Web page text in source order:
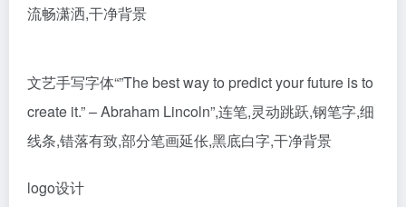
流畅潇洒,干净背景
文艺手写字体“”The best way to predict your future is to
create it.” – Abraham Lincoln”,连笔,灵动跳跃,钢笔字,细
线条,错落有致,部分笔画延伥,黑底白字,干净背景
logo设计